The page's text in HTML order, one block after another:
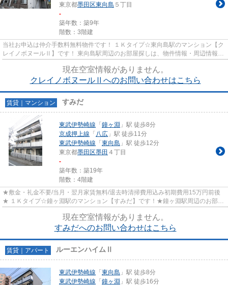
東京都墨田区東向島 ５丁目
-
築年数：築9年
階数：3階建
当社お申込は仲介手数料無料物件です！ １Ｋタイプ☆東向島駅のマンション【ク
レイノボヌールⅡ】です！ 東向島駅周辺のお部屋探しは、物件情報・周辺情報満
現在空室情報がありません。
クレイノボヌールⅡへのお問い合わせはこちら
賃貸｜マンション すみだ
東武伊勢崎線 「 鐘ヶ淵 」駅 徒歩8分
京成押上線 「 八広 」駅 徒歩11分
東武伊勢崎線 「 東向島 」駅 徒歩12分
東京都墨田区墨田 ４丁目
-
築年数：築19年
階数：4階建
★敷金・礼金不要/当月・翌月家賃無料/退去時清掃費用込み初期費用15万円前後
★ １Ｋタイプ☆鐘ヶ淵駅のマンション【すみだ】です！★鐘ヶ淵駅周辺のお部屋
現在空室情報がありません。
すみだへのお問い合わせはこちら
賃貸｜アパート ルーエンハイムⅡ
東武伊勢崎線 「 東向島 」駅 徒歩8分
東武伊勢崎線 「 鐘ヶ淵 」駅 徒歩16分